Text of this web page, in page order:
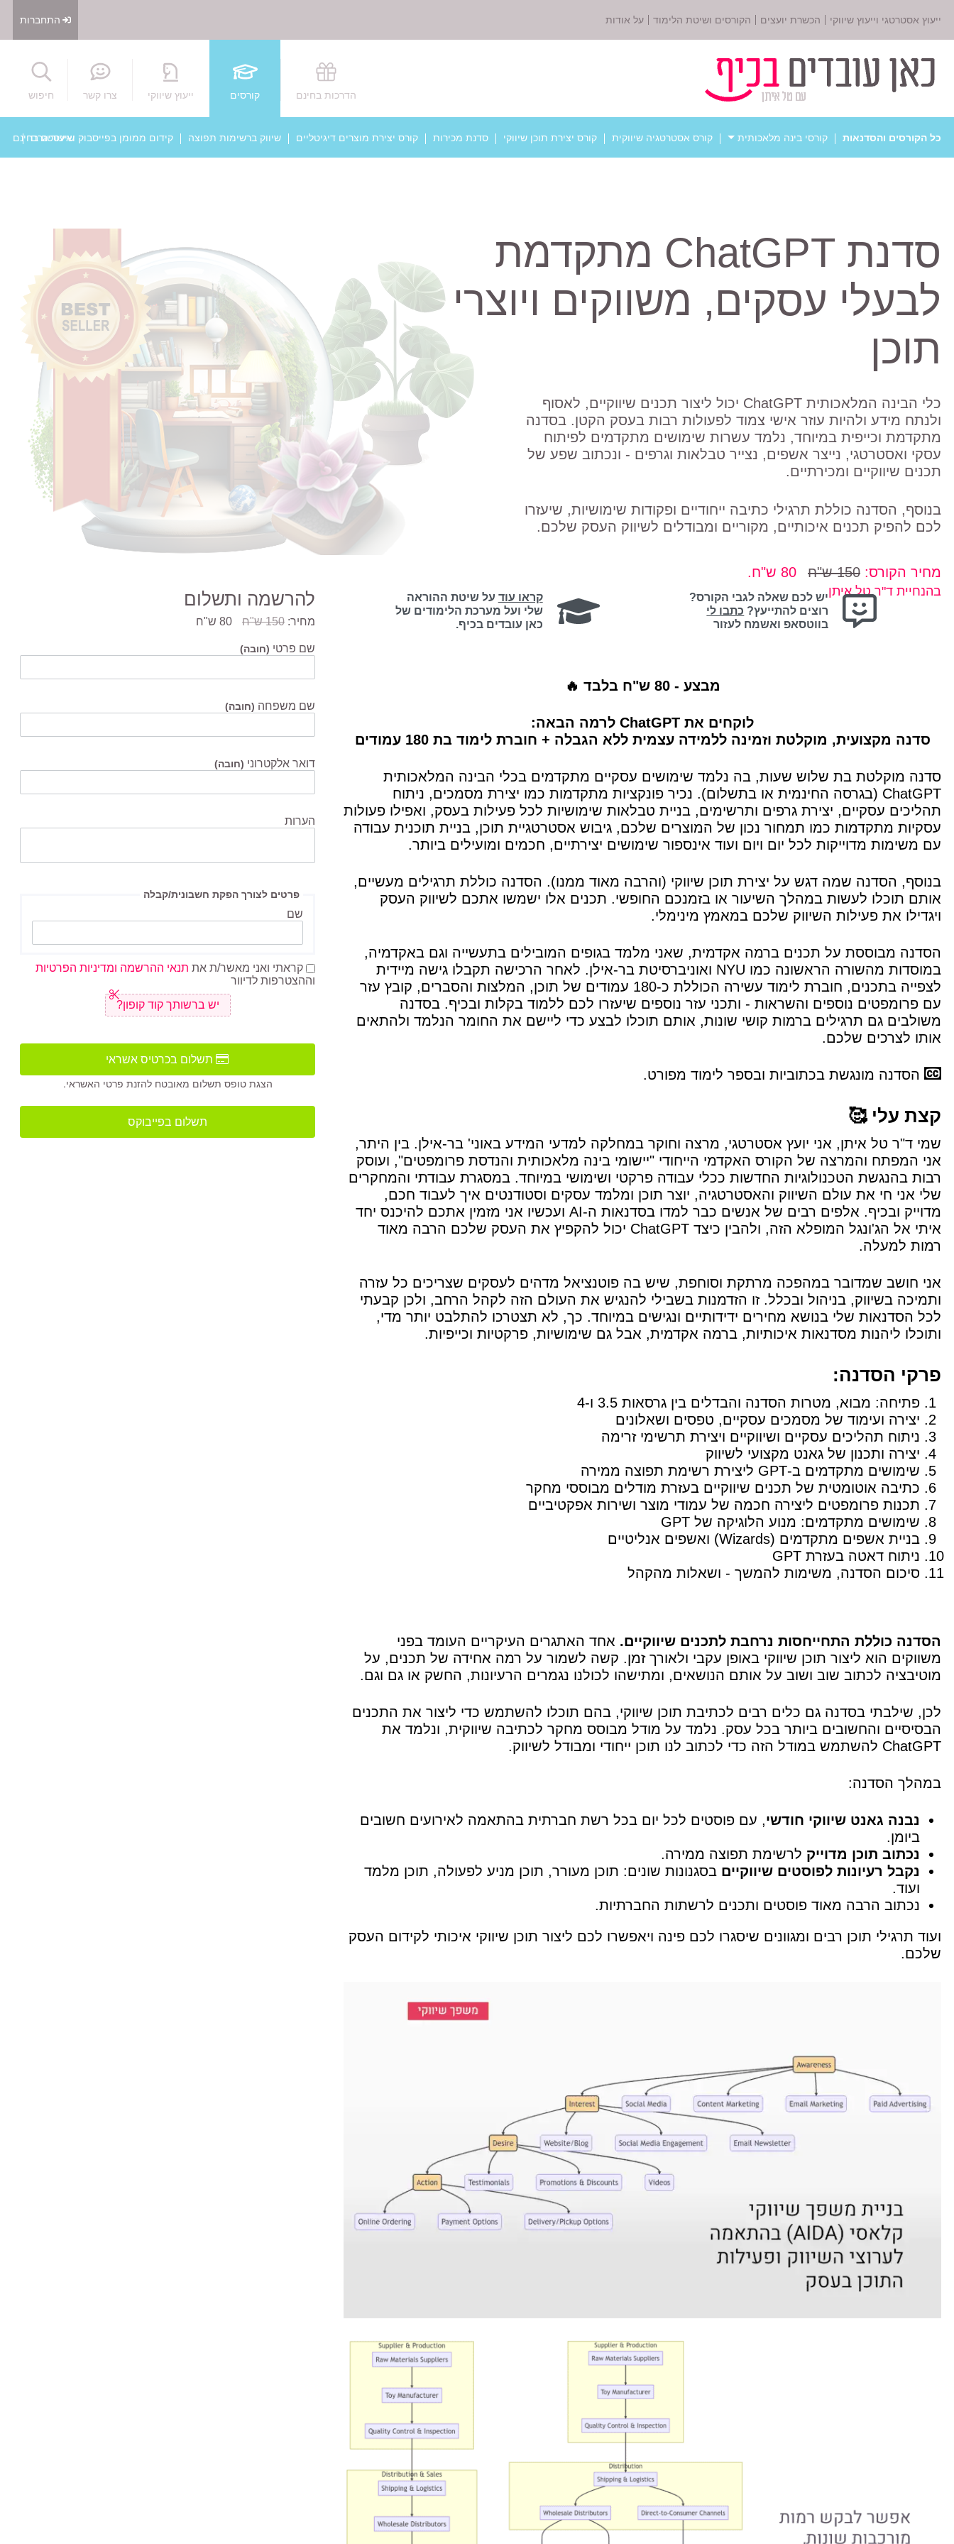
ייעוץ אסטרטגי וייעוץ שיווקי הכשרת יועצים הקורסים ושיטת הלימוד על אודות התחברות
הדרכות בחינם קורסים ייעוץ שיווקי צרו קשר חיפוש
כל הקורסים והסדנאות קורסי בינה מלאכותית קורס אסטרטגיה שיווקית קורס יצירת תוכן שיווקי סדנת מכירות קורס יצירת מוצרים דיגיטליים שיווק ברשימות תפוצה קידום ממומן בפייסבוק ואינסטגרם
שיעורים בחינם
סדנת ChatGPT מתקדמת
לבעלי עסקים, משווקים ויוצרי
תוכן
כלי הבינה המלאכותית ChatGPT יכול ליצור תכנים שיווקיים, לאסוף
ולנתח מידע ולהיות עוזר אישי צמוד לפעולות רבות בעסק הקטן. בסדנה
מתקדמת וכייפית במיוחד, נלמד עשרות שימושים מתקדמים לפיתוח
עסקי ואסטרטגי, נייצר אשפים, נצייר טבלאות וגרפים - ונכתוב שפע של
תכנים שיווקיים ומכירתיים.
בנוסף, הסדנה כוללת תרגילי כתיבה ייחודיים ופקודות שימושיות, שיעזרו
לכם להפיק תכנים איכותיים, מקוריים ומבודלים לשיווק העסק שלכם.
מחיר הקורס: 150 ש"ח .
בהנחיית ד"ר טל איתןיש לכם שאלה לגבי הקורס?
רוצים להתייעץ? כתבו לי
בווטסאפ ואשמח לעזור
קראו עוד על שיטת ההוראה
שלי ועל מערכת הלימודים של
כאן עובדים בכיף.
מבצע - 80 ש"ח בלבד 🔥
לוקחים את ChatGPT לרמה הבאה:
סדנה מקצועית, מוקלטת וזמינה ללמידה עצמית ללא הגבלה + חוברת לימוד בת 180 עמודים
סדנה מוקלטת בת שלוש שעות, בה נלמד שימושים עסקיים מתקדמים בכלי הבינה המלאכותית
ChatGPT (בגרסה החינמית או בתשלום). נכיר פונקציות מתקדמות כמו יצירת מסמכים, ניתוח
תהליכים עסקיים, יצירת גרפים ותרשימים, בניית טבלאות שימושיות לכל פעילות בעסק, ואפילו פעולות
עסקיות מתקדמות כמו תמחור נכון של המוצרים שלכם, גיבוש אסטרטגיית תוכן, בניית תוכנית עבודה
עם משימות מדוייקות לכל יום ויום ועוד אינספור שימושים יצירתיים, חכמים ומועילים ביותר.
בנוסף, הסדנה שמה דגש על יצירת תוכן שיווקי (והרבה מאוד ממנו). הסדנה כוללת תרגילים מעשיים,
אותם תוכלו לעשות במהלך השיעור או בזמנכם החופשי. תכנים אלו ישמשו אתכם לשיווק העסק
ויגדילו את פעילות השיווק שלכם במאמץ מינימלי.
הסדנה מבוססת על תכנים ברמה אקדמית, שאני מלמד בגופים המובילים בתעשייה וגם באקדמיה,
במוסדות מהשורה הראשונה כמו NYU ואוניברסיטת בר-אילן. לאחר הרכישה תקבלו גישה מיידית
לצפייה בתכנים, חוברת לימוד עשירה הכוללת כ-180 עמודים של תוכן, המלצות והסברים, קובץ עזר
עם פרומפטים נוספים והשראות - ותכני עזר נוספים שיעזרו לכם ללמוד בקלות ובכיף. בסדנה
משולבים גם תרגילים ברמות קושי שונות, אותם תוכלו לבצע כדי ליישם את החומר הנלמד ולהתאים
אותו לצרכים שלכם.
הסדנה מונגשת בכתוביות ובספר לימוד מפורט.
קצת עלי 🥰
שמי ד"ר טל איתן, אני יועץ אסטרטגי, מרצה וחוקר במחלקה למדעי המידע באוני' בר-אילן. בין היתר,
אני המפתח והמרצה של הקורס האקדמי הייחודי "יישומי בינה מלאכותית והנדסת פרומפטים", ועוסק
רבות בהנגשת הטכנולוגיות החדשות ככלי עבודה פרקטי ושימושי במיוחד. במסגרת עבודתי והמחקרים
שלי אני חי את עולם השיווק והאסטרטגיה, יוצר תוכן ומלמד עסקים וסטודנטים איך לעבוד חכם,
מדוייק ובכיף. אלפים רבים של אנשים כבר למדו בסדנאות ה-AI ועכשיו אני מזמין אתכם להיכנס יחד
איתי אל הג'ונגל המופלא הזה, ולהבין כיצד ChatGPT יכול להקפיץ את העסק שלכם הרבה מאוד
רמות למעלה.
אני חושב שמדובר במהפכה מרתקת וסוחפת, שיש בה פוטנציאל מדהים לעסקים שצריכים כל עזרה
ותמיכה בשיווק, בניהול ובכלל. זו הזדמנות בשבילי להנגיש את העולם הזה לקהל הרחב, ולכן קבעתי
לכל הסדנאות שלי בנושא מחירים ידידותיים ונגישים במיוחד. כך, לא תצטרכו להתלבט יותר מדי,
ותוכלו ליהנות מסדנאות איכותיות, ברמה אקדמית, אבל גם שימושיות, פרקטיות וכייפיות.
פרקי הסדנה:
פתיחה: מבוא, מטרות הסדנה והבדלים בין גרסאות 3.5 ו-4
יצירה ועימוד של מסמכים עסקיים, טפסים ושאלונים
ניתוח תהליכים עסקיים ושיווקיים ויצירת תרשימי זרימה
יצירה ותכנון של גאנט מקצועי לשיווק
שימושים מתקדמים ב-GPT ליצירת רשימת תפוצה ממירה
כתיבה אוטומטית של תכנים שיווקיים בעזרת מודלים מבוססי מחקר
תכנות פרומפטים ליצירה חכמה של עמודי מוצר ושירות אפקטיביים
שימושים מתקדמים: מנוע הלוגיקה של GPT
בניית אשפים מתקדמים (Wizards) ואשפים אנליטיים
ניתוח דאטה בעזרת GPT
סיכום הסדנה, משימות להמשך - ושאלות מהקהל
הסדנה כוללת התחייחסות נרחבת לתכנים שיווקיים. אחד האתגרים העיקריים העומד בפני
משווקים הוא ליצור תוכן שיווקי באופן עקבי ולאורך זמן. קשה לשמור על רמה אחידה של תכנים, על
מוטיבציה לכתוב שוב ושוב על אותם הנושאים, ומתישהו לכולנו נגמרים הרעיונות, החשק או גם וגם.
לכן, שילבתי בסדנה גם כלים רבים לכתיבת תוכן שיווקי, בהם תוכלו להשתמש כדי ליצור את התכנים
הבסיסיים והחשובים ביותר בכל עסק. נלמד על מודל מבוסס מחקר לכתיבה שיווקית, ונלמד את
ChatGPT להשתמש במודל הזה כדי לכתוב לנו תוכן ייחודי ומבודל לשיווק.
במהלך הסדנה:
נבנה גאנט שיווקי חודשי, עם פוסטים לכל יום בכל רשת חברתית בהתאמה לאירועים חשובים
ביומן.
נכתוב תוכן מדוייק לרשימת תפוצה ממירה.
נקבל רעיונות לפוסטים שיווקיים בסגנונות שונים: תוכן מעורר, תוכן מניע לפעולה, תוכן מלמד
ועוד.
נכתוב הרבה מאוד פוסטים ותכנים לרשתות החברתיות.
ועוד תרגילי תוכן רבים ומגוונים שיסגרו לכם פינה ויאפשרו לכם ליצור תוכן שיווקי איכותי לקידום העסק
שלכם.
להרשמה ותשלום
מחיר: 150 ש"ח 80 ש"ח
שם פרטי (חובה)
שם משפחה (חובה)
דואר אלקטרוני (חובה)
הערות
פרטים לצורך הפקת חשבונית/קבלה
שם
קראתי ואני מאשר/ת את תנאי ההרשמה ומדיניות הפרטיות
וההצטרפות לדיוור
יש ברשותך קוד קופון?
תשלום בכרטיס אשראי
הצגת טופס תשלום מאובטח להזנת פרטי האשראי.
תשלום בפייבוקס